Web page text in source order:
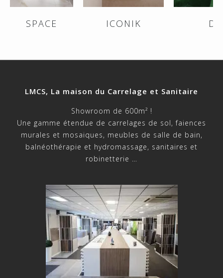
SPACE ICONIK
LMCS, La maison du Carrelage et Sanitaire
Showroom de 600m² !
Une gamme étendue de carrelages de sol, faiences
murales et mosaiques, meubles de salle de bain,
balnéothérapie et hydromassage, sanitaires et
robinetterie …